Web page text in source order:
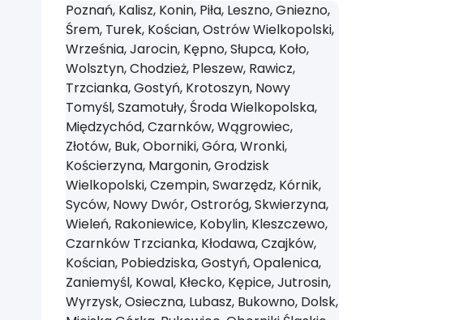
Poznań, Kalisz, Konin, Piła, Leszno, Gniezno,
Śrem, Turek, Kościan, Ostrów Wielkopolski,
Września, Jarocin, Kępno, Słupca, Koło,
Wolsztyn, Chodzież, Pleszew, Rawicz,
Trzcianka, Gostyń, Krotoszyn, Nowy
Tomyśl, Szamotuły, Środa Wielkopolska,
Międzychód, Czarnków, Wągrowiec,
Złotów, Buk, Oborniki, Góra, Wronki,
Kościerzyna, Margonin, Grodzisk
Wielkopolski, Czempin, Swarzędz, Kórnik,
Syców, Nowy Dwór, Ostroróg, Skwierzyna,
Wieleń, Rakoniewice, Kobylin, Kleszczewo,
Czarnków Trzcianka, Kłodawa, Czajków,
Kościan, Pobiedziska, Gostyń, Opalenica,
Zaniemyśl, Kowal, Kłecko, Kępice, Jutrosin,
Wyrzysk, Osieczna, Lubasz, Bukowno, Dolsk,